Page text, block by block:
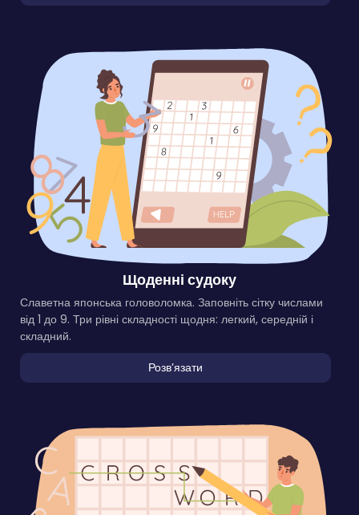
Щоденні судоку
Славетна японська головоломка. Заповніть сітку числами
від 1 до 9. Три рівні складності щодня: легкий, середній і
складний.
Розвʼязати